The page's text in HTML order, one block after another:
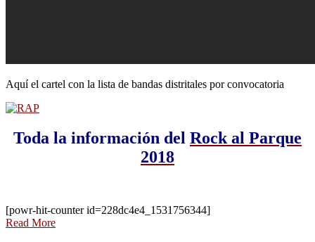
Aquí el cartel con la lista de bandas distritales por convocatoria
Toda la información del Rock al Parque
2018
[powr-hit-counter id=228dc4e4_1531756344]
Read More